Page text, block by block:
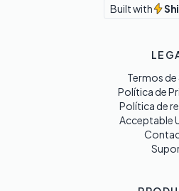
Built with
Termos
Política de
Política de
Acceptable